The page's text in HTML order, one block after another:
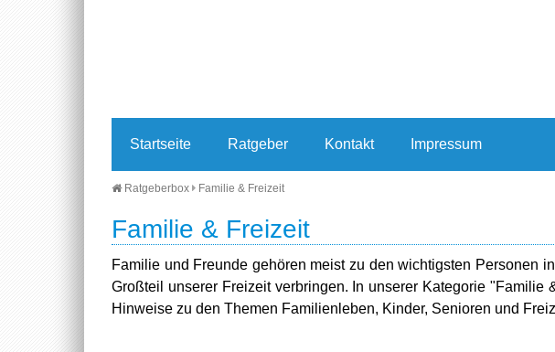
Startseite Ratgeber Kontakt Impressum
Ratgeberbox Familie & Freizeit
Familie & Freizeit
Familie und Freunde gehören meist zu den wichtigsten Personen
Großteil unserer Freizeit verbringen. In unserer Kategorie "Familie
Hinweise zu den Themen Familienleben, Kinder, Senioren und